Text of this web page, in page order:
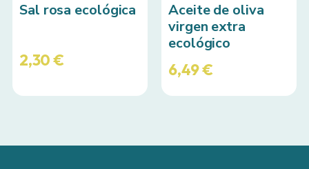
Sal rosa ecológica
2,30€
Aceite de oliva
virgen extra
ecológico
6,49€